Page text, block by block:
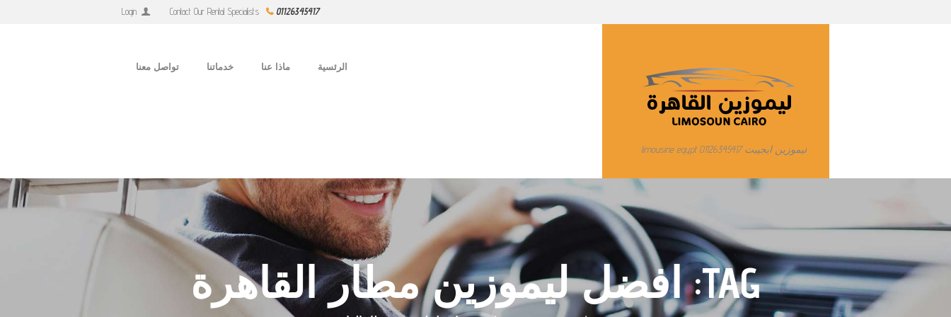
Login Contact Our Rental Specialists 01126345417
ليموزين ايجيبت limousine egypt 01126345417
الرئسية ماذا عنا خدماتنا تواصل معنا
TAG: افضل ليموزين مطار القاهرة